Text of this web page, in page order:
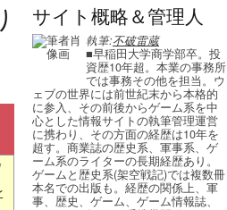
サイト概略＆管理人
執筆:不破雷蔵
■早稲田大学商学部卒。投
資歴10年超。本業の事務所
では事務その他を担当。ウ
ェブの世界には前世紀末から本格的
に参入、その前後からゲーム系を中
心とした情報サイトの執筆管理運営
に携わり、その方面の経歴は10年を
超す。商業誌の歴史系、軍事系、ゲ
ーム系のライターの長期経歴あり。
ゲームと歴史系(架空戦記)では複数冊
本名での出版も。経歴の関係上、軍
事、歴史、ゲーム、ゲーム情報誌、